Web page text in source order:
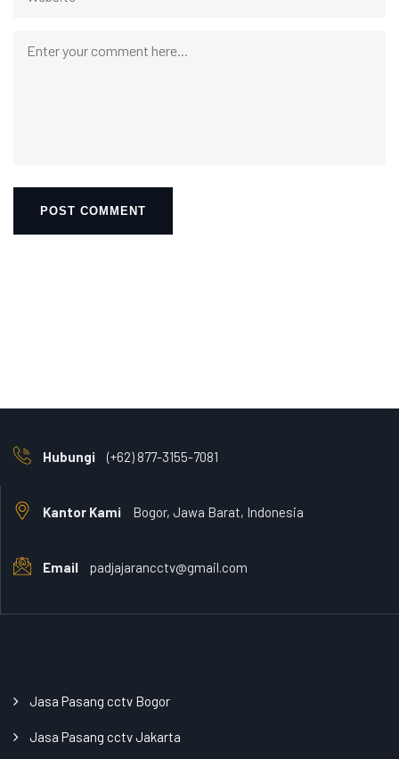
Hubungi (+62) 877-3155-7081
Kantor Kami Bogor, Jawa Barat, Indonesia
Email padjajarancctv@gmail.com
Jasa Pasang cctv Bogor
Jasa Pasang cctv Jakarta